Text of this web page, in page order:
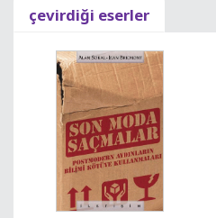
çevirdiği eserler